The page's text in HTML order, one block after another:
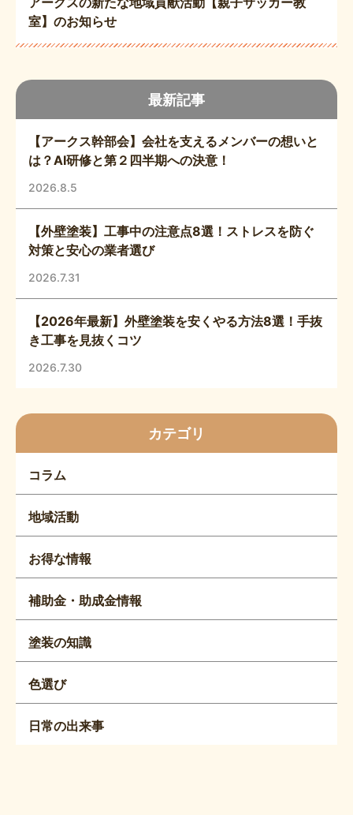
最新記事
【アークス幹部会】会社を支えるメンバーの想いと
は？AI研修と第２四半期への決意！
2026.8.5
【外壁塗装】工事中の注意点8選！ストレスを防ぐ
対策と安心の業者選び
2026.7.31
【2026年最新】外壁塗装を安くやる方法8選！手抜
き工事を見抜くコツ
2026.7.30
カテゴリ
コラム
地域活動
お得な情報
補助金・助成金情報
塗装の知識
色選び
日常の出来事
室】のお知らせ